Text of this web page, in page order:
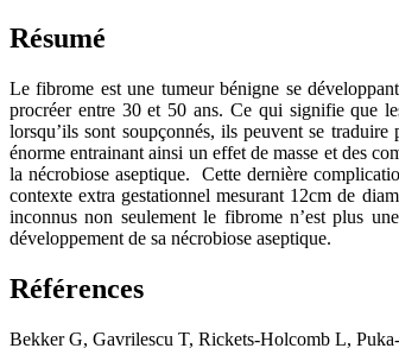
Résumé
Le fibrome est une tumeur bénigne se
procréer entre 30 et 50 ans. Ce qui signifie que
lorsqu’ils sont soupçonnés, ils peuvent se
énorme entrainant ainsi un effet de masse et des
la nécrobiose aseptique. Cette dernière
contexte extra gestationnel mesurant 12cm de
inconnus non seulement le fibrome n’est plus
développement de sa nécrobiose aseptique.
Références
Bekker G, Gavrilescu T, Rickets-Holcomb L,